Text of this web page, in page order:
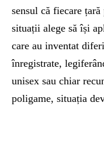
sensul că fiecare
situații alege să își
care au inventat
înregistrate,
unisex sau chiar
poligame, situația